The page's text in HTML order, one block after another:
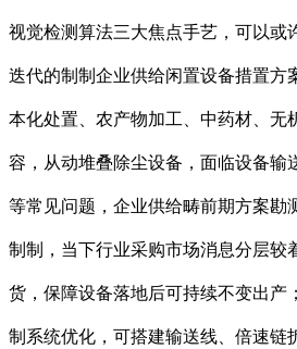
视觉检测算法三大焦点手艺，可以或
迭代的制制企业供给闲置设备措置方
本化处置、农产物加工、中药材、无
容，从动堆叠除尘设备，面临设备输
等常见问题，企业供给畴前期方案勘
制制，当下行业采购市场消息分层较
货，保障设备落地后可持续不变出产
制系统优化，可搭建输送线、倍速链